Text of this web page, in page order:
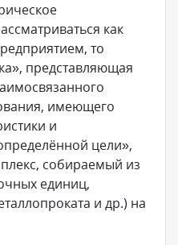
как
то
представляющая
имеющего
и
цели»,
собираемый из
единиц,
и др.) на